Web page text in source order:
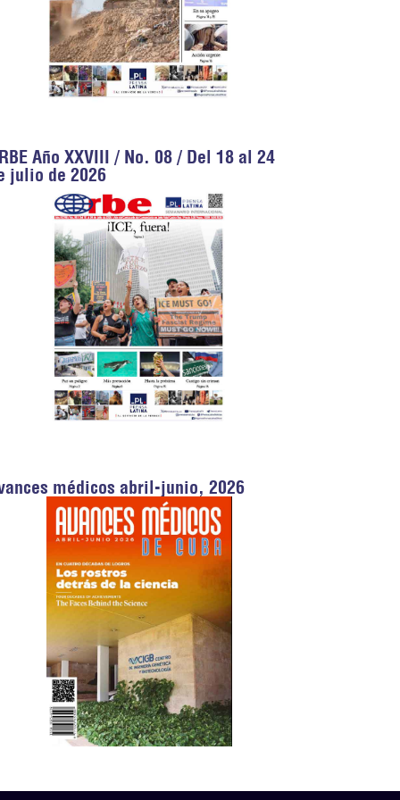
Año XXVIII / No. 08 / Del 18 al 24
julio de 2026
médicos abril-junio, 2026